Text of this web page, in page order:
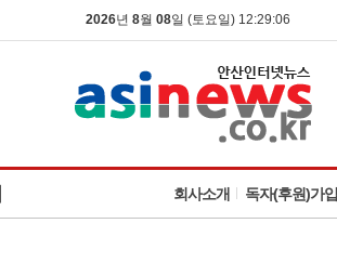
2026년 8월 08일 (토요일) 12:29:07
회사소개 독자(후원)가입